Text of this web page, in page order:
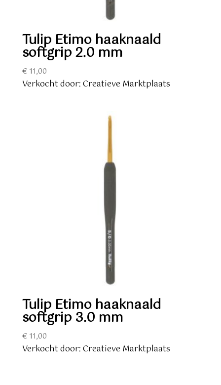
Tulip Etimo haaknaald
softgrip 2.0 mm
€11,00
Verkocht door: Creatieve Marktplaats
Tulip Etimo haaknaald
softgrip 3.0 mm
€11,00
Verkocht door: Creatieve Marktplaats